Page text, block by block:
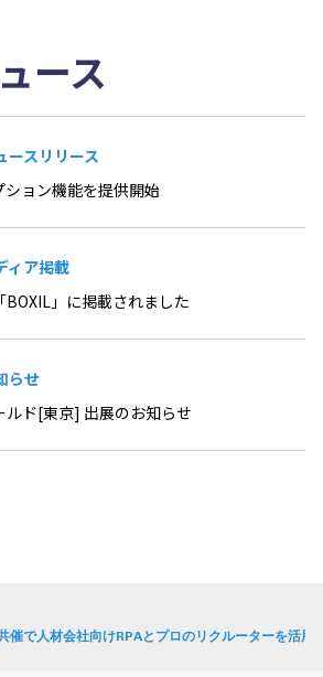
ース
ースリリース
ョン機能を提供開始
ィア掲載
」に掲載されました
らせ
ルド[東京] 出展のお知らせ
催で人材会社向けRPAとプロのリクルーターを活用